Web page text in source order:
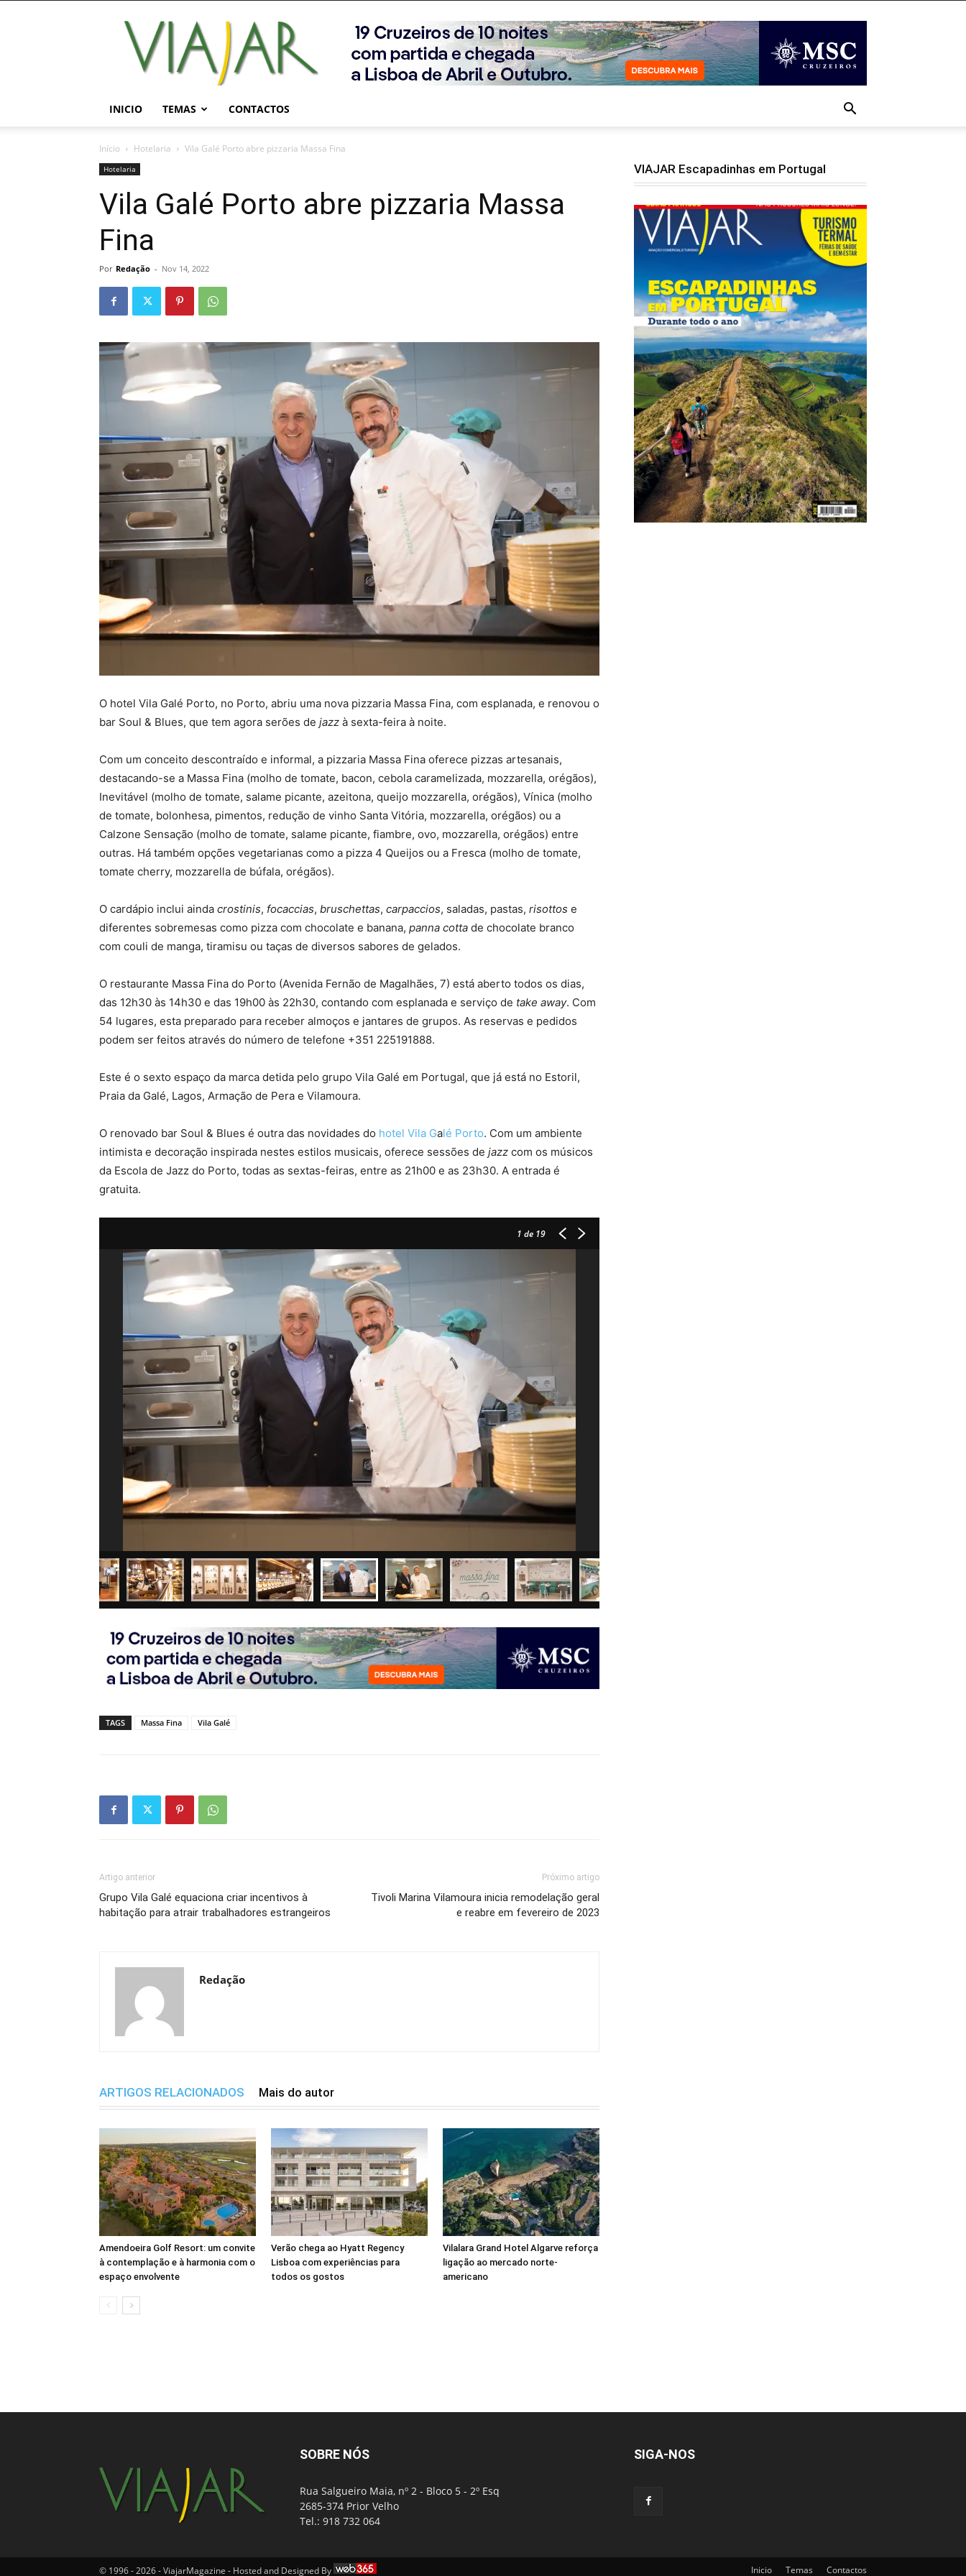
Viajar
Magazine
Online
INICIO TEMAS CONTACTOS
Início Hotelaria Vila Galé Porto abre pizzaria Massa Fina
Hotelaria
Vila Galé Porto abre pizzaria Massa
Fina
Por Redação - Nov 14, 2022
O hotel Vila Galé Porto, no Porto, abriu uma nova pizzaria Massa Fina, com esplanada, e renovou o
bar Soul & Blues, que tem agora serões de jazz à sexta-feira à noite.
Com um conceito descontraído e informal, a pizzaria Massa Fina oferece pizzas artesanais,
destacando-se a Massa Fina (molho de tomate, bacon, cebola caramelizada, mozzarella, orégãos),
Inevitável (molho de tomate, salame picante, azeitona, queijo mozzarella, orégãos), Vínica (molho
de tomate, bolonhesa, pimentos, redução de vinho Santa Vitória, mozzarella, orégãos) ou a
Calzone Sensação (molho de tomate, salame picante, fiambre, ovo, mozzarella, orégãos) entre
outras. Há também opções vegetarianas como a pizza 4 Queijos ou a Fresca (molho de tomate,
tomate cherry, mozzarella de búfala, orégãos).
O cardápio inclui ainda crostinis, focaccias, bruschettas, carpaccios, saladas, pastas, risottos e
diferentes sobremesas como pizza com chocolate e banana, panna cotta de chocolate branco
com couli de manga, tiramisu ou taças de diversos sabores de gelados.
O restaurante Massa Fina do Porto (Avenida Fernão de Magalhães, 7) está aberto todos os dias,
das 12h30 às 14h30 e das 19h00 às 22h30, contando com esplanada e serviço de take away. Com
54 lugares, esta preparado para receber almoços e jantares de grupos. As reservas e pedidos
podem ser feitos através do número de telefone +351 225191888.
Este é o sexto espaço da marca detida pelo grupo Vila Galé em Portugal, que já está no Estoril,
Praia da Galé, Lagos, Armação de Pera e Vilamoura.
O renovado bar Soul & Blues é outra das novidades do hotel Vila Galé Porto. Com um ambiente
intimista e decoração inspirada nestes estilos musicais, oferece sessões de jazz com os músicos
da Escola de Jazz do Porto, todas as sextas-feiras, entre as 21h00 e as 23h30. A entrada é
gratuita.
1 de 19
TAGS Massa Fina Vila Galé
Artigo anterior
Grupo Vila Galé equaciona criar incentivos à
habitação para atrair trabalhadores estrangeiros
Próximo artigo
Tivoli Marina Vilamoura inicia remodelação geral
e reabre em fevereiro de 2023
Redação
ARTIGOS RELACIONADOS Mais do autor
Amendoeira Golf Resort: um convite
à contemplação e à harmonia com o
espaço envolvente
Verão chega ao Hyatt Regency
Lisboa com experiências para
todos os gostos
Vilalara Grand Hotel Algarve reforça
ligação ao mercado norte-
americano
VIAJAR Escapadinhas em Portugal
SOBRE NÓS
Rua Salgueiro Maia, nº 2 - Bloco 5 - 2º Esq
2685-374 Prior Velho
Tel.: 918 732 064
SIGA-NOS
Inicio Temas Contactos
© 1996 - 2026 - ViajarMagazine - Hosted and Designed By